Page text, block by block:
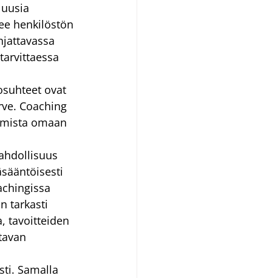
henkilöstön
ovat
Coaching
omaan
tarkasti
tavoitteiden
Samalla